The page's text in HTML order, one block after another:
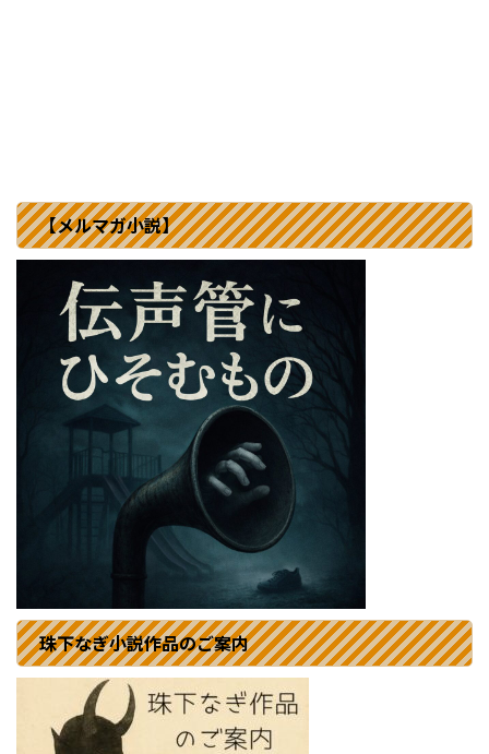
【メルマガ小説】
珠下なぎ小説作品のご案内